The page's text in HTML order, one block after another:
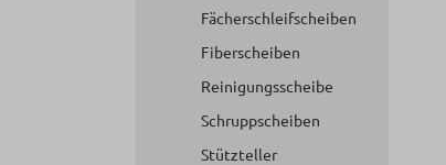
Fächerschleifscheiben
Fiberscheiben
Reinigungsscheibe
Schruppscheiben
Stützteller